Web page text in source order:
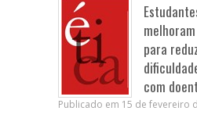
para
com
Publicado em 15 de fevereiro